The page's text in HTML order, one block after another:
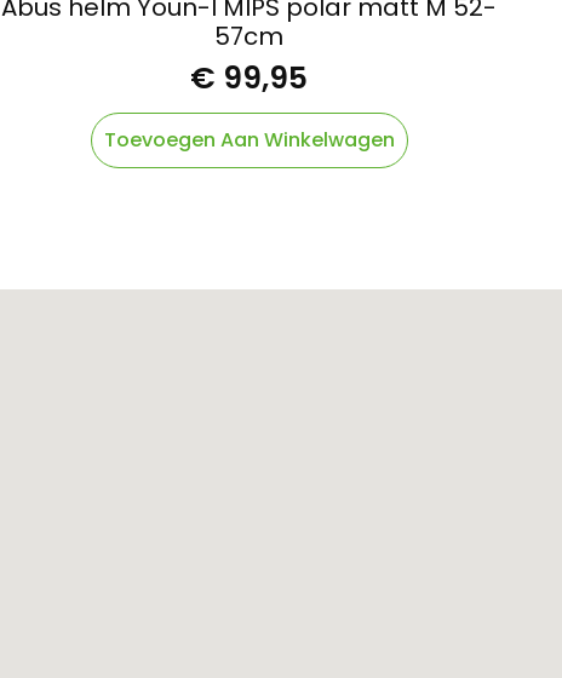
Abus helm Youn-I MIPS polar matt M 52-
57cm
€ 99,95
Toevoegen Aan Winkelwagen